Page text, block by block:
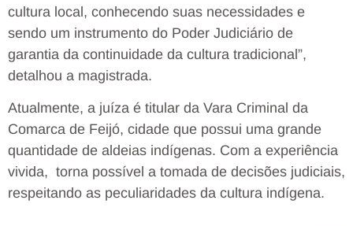
cultura local, conhecendo suas necessidades e
sendo um instrumento do Poder Judiciário de
garantia da continuidade da cultura tradicional”,
detalhou a magistrada.
Atualmente, a juíza é titular da Vara Criminal da
Comarca de Feijó, cidade que possui uma grande
quantidade de aldeias indígenas. Com a experiência
vivida, torna possível a tomada de decisões judiciais,
respeitando as peculiaridades da cultura indígena.